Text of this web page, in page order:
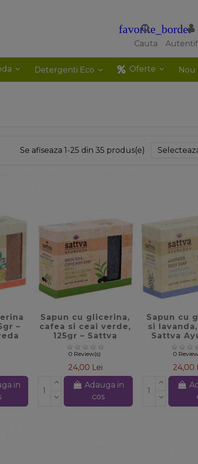
favorite_border
Cauta
Detergenti Eco Oferte Nou
Se afiseaza 1-25 din 35 produs(e)
–
in
Sapun cu glicerina,
cafea si ceai verde,
125gr – Sattva
Ayurveda
0 Review(s)
24,00 Lei
Adauga in
cos
Sapun cu
si lavanda,
Sattva
0
24,00